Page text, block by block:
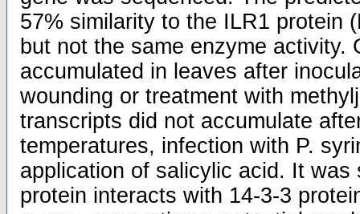
57% similarity to the ILR1 protein
but not the same enzyme activity.
accumulated in leaves after
wounding or treatment with
transcripts did not accumulate
temperatures, infection with P.
application of salicylic acid. It was
protein interacts with 14-3-3